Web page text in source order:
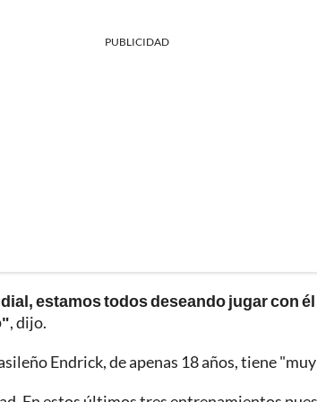
PUBLICIDAD
estamos todos deseando jugar con
, dijo.
Endrick, de apenas 18 años, tiene